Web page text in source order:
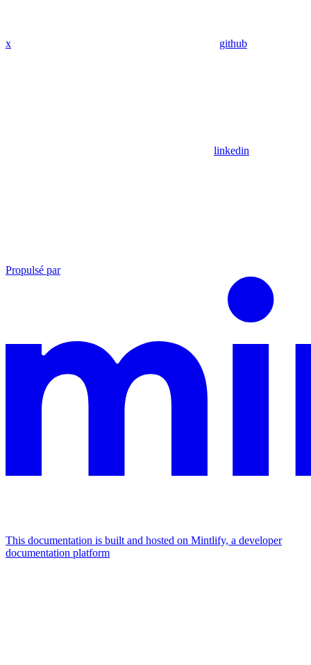
x github
linkedin
Propulsé par
This documentation is built and hosted on Mintlify, a developer
documentation platform